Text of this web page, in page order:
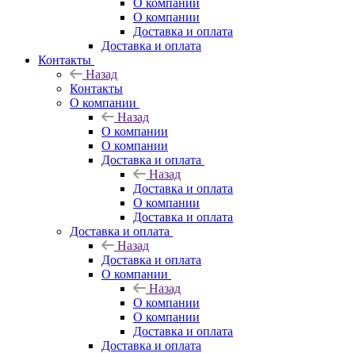
О компании
О компании
Доставка и оплата
Доставка и оплата
Контакты
Назад
Контакты
О компании
Назад
О компании
О компании
Доставка и оплата
Назад
Доставка и оплата
О компании
Доставка и оплата
Доставка и оплата
Назад
Доставка и оплата
О компании
Назад
О компании
О компании
Доставка и оплата
Доставка и оплата